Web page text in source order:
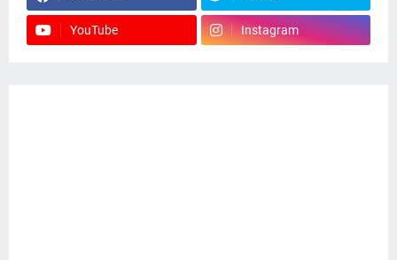
YouTube Instagram